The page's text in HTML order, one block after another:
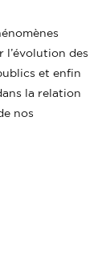
l’évolution des
et enfin
la relation
nos